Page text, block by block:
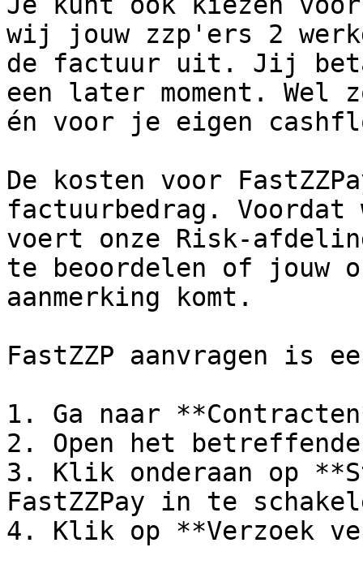
wij jouw zzp'ers 2
de factuur uit. Jij
een later moment.
én voor je eigen
De kosten voor
factuurbedrag. Voordat
voert onze Risk-
te beoordelen of jouw
aanmerking komt.
FastZZP aanvragen is
1. Ga naar
2. Open het
3. Klik onderaan op
FastZZPay in te
4. Klik op **Verzoek